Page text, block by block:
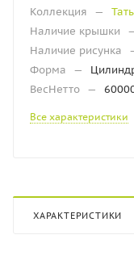
Коллекция
—
Наличие крышки
Наличие рисунка
Форма
—
ВесНетто —
Все характеристики
ХАРАКТЕРИСТИКИ